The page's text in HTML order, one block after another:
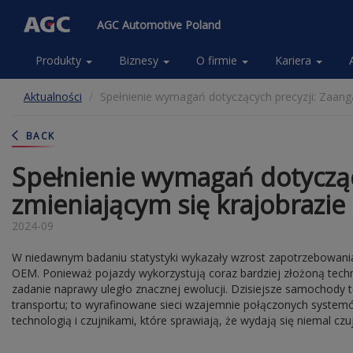
AGC Automotive Poland
Main
navigation
(Anonymous)
PL
Produkty Biznesy O firmie Kariera
Aktualności Spełnienie wymagań dotyczących precyzji:
BACK
Spełnienie wymagań
zmieniającym się
2024-09
W niedawnym badaniu statystyki wykazały wzrost
OEM. Ponieważ pojazdy wykorzystują coraz bardziej złożoną
zadanie naprawy uległo znacznej ewolucji. Dzisiejsze
transportu; to wyrafinowane sieci wzajemnie połączonych
technologią i czujnikami, które sprawiają, że wydają się niemal